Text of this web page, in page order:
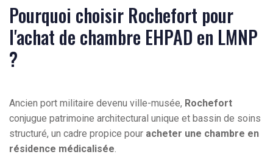
Pourquoi choisir Rochefort pour
l'achat de chambre EHPAD en LMNP
?
Ancien port militaire devenu ville-musée, Rochefort
conjugue patrimoine architectural unique et bassin de soins
structuré, un cadre propice pour acheter une chambre en
résidence médicalisée